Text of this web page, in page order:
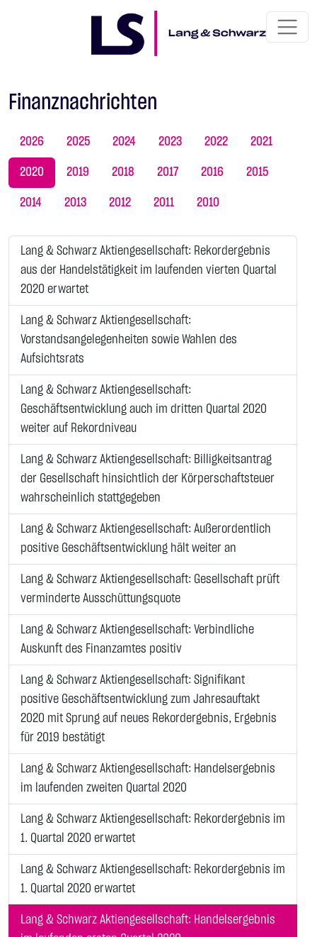
Finanznachrichten
2026 2025 2024 2023 2022 2021
2020 2019 2018 2017 2016 2015
2014 2013 2012 2011 2010
Lang & Schwarz Aktiengesellschaft: Rekordergebnis
aus der Handelstätigkeit im laufenden vierten Quartal
2020 erwartet
Lang & Schwarz Aktiengesellschaft:
Vorstandsangelegenheiten sowie Wahlen des
Aufsichtsrats
Lang & Schwarz Aktiengesellschaft:
Geschäftsentwicklung auch im dritten Quartal 2020
weiter auf Rekordniveau
Lang & Schwarz Aktiengesellschaft: Billigkeitsantrag
der Gesellschaft hinsichtlich der Körperschaftsteuer
wahrscheinlich stattgegeben
Lang & Schwarz Aktiengesellschaft: Außerordentlich
positive Geschäftsentwicklung hält weiter an
Lang & Schwarz Aktiengesellschaft: Gesellschaft prüft
verminderte Ausschüttungsquote
Lang & Schwarz Aktiengesellschaft: Verbindliche
Auskunft des Finanzamtes positiv
Lang & Schwarz Aktiengesellschaft: Signifikant
positive Geschäftsentwicklung zum Jahresauftakt
2020 mit Sprung auf neues Rekordergebnis, Ergebnis
für 2019 bestätigt
Lang & Schwarz Aktiengesellschaft: Handelsergebnis
im laufenden zweiten Quartal 2020
Lang & Schwarz Aktiengesellschaft: Rekordergebnis im
1. Quartal 2020 erwartet
Lang & Schwarz Aktiengesellschaft: Rekordergebnis im
1. Quartal 2020 erwartet
Lang & Schwarz Aktiengesellschaft: Handelsergebnis